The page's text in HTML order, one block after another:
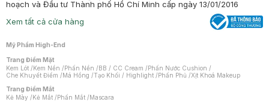
hoạch và Đầu tư Thành phố Hồ Chí Minh cấp ngày 13/01/2016
Xem tất cả cửa hàng
Mỹ Phẩm High-End
Trang Điểm Mặt
Kem Lót /Kem Nền /Phấn Nền /BB / CC Cream /Phấn Nước Cushion /
Che Khuyết Điểm /Má Hồng /Tạo Khối / Highlight /Phấn Phủ /Xịt Khoá Makeup
Trang Điểm Mắt
Kẻ Mày /Kẻ Mắt /Phấn Mắt /Mascara